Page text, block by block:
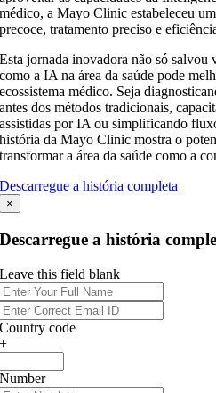
médico, a Mayo Clinic estabeleceu
precoce, tratamento preciso e
Esta jornada inovadora não só salvou
como a IA na área da saúde pode
ecossistema médico. Seja
antes dos métodos tradicionais,
assistidas por IA ou simplificando
história da Mayo Clinic mostra o
transformar a área da saúde como a
Descarregue a história completa
×
Descarregue a história
Leave this field blank
Country code
+
Number